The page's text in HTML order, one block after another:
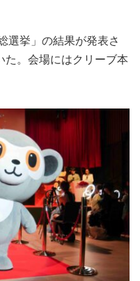
選挙」の結果が発表さ
。会場にはクリーブ本